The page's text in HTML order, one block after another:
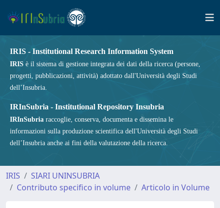
IRIS - Institutional Research Information System
IRIS è il sistema di gestione integrata dei dati della ricerca (persone,
progetti, pubblicazioni, attività) adottato dall'Università degli Studi
dell’Insubria.
IRInSubria - Institutional Repository Insubria
IRInSubria raccoglie, conserva, documenta e dissemina le
informazioni sulla produzione scientifica dell'Università degli Studi
dell’Insubria anche ai fini della valutazione della ricerca.
IRIS
SIARI UNINSUBRIA
Contributo specifico in volume
Articolo in Volume